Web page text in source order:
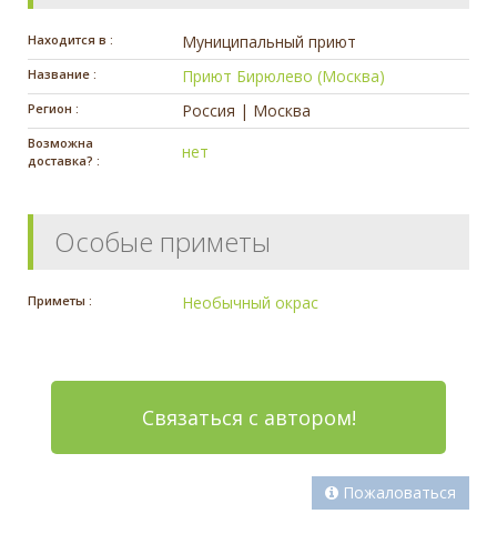
Находится в : Муниципальный приют
Название : Приют Бирюлево (Москва)
Регион : Россия | Москва
Возможна
доставка? :
нет
Особые приметы
Приметы : Необычный окрас
Связаться с автором!
Пожаловаться